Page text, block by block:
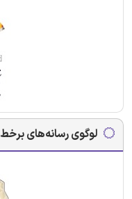
لوگوی رسانه‌های برخط